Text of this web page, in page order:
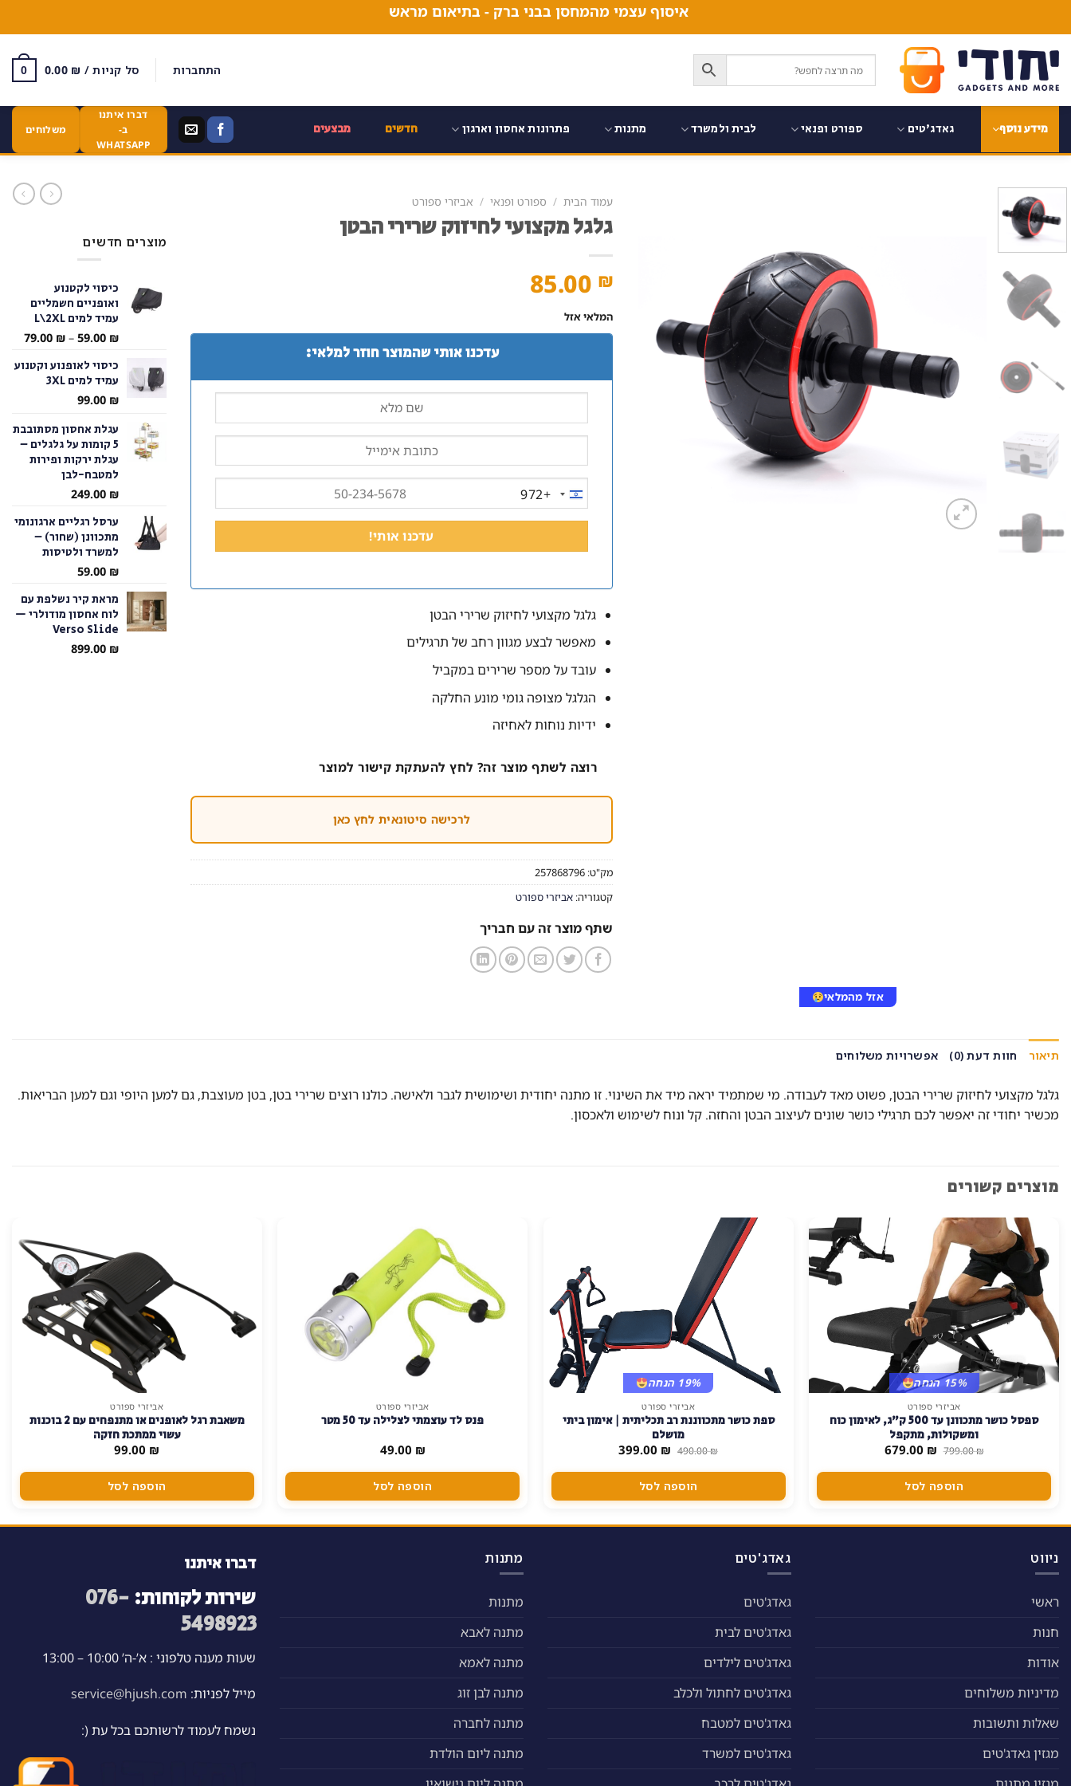
content
איסוף עצמי מהמחסן בבני ברק - בתיאום מראש
התחברות סל קניות / 0.00 ₪
0
מידע נוסף גאדג'טים ספורט ופנאי לבית ולמשרד מתנות פתרונות אחסון וארגון חדשים מבצעים
דברו איתנו
ב-
WHATSAPP
משלוחים
אזל מהמלאי
עמוד הבית / ספורט ופנאי / אביזרי ספורט
גלגל מקצועי לחיזוק שרירי הבטן
85.00 ₪
המלאי אזל
עדכנו אותי שהמוצר חוזר למלאי:
ISRAEL
+972
+972
גלגל מקצועי לחיזוק שרירי הבטן
מאפשר לבצע מגוון רחב של תרגילים
עובד על מספר שרירים במקביל
הגלגל מצופה גומי מונע החלקה
ידיות נוחות לאחיזה
רוצה לשתף מוצר זה? לחץ להעתקת קישור למוצר
לרכישה סיטונאית לחץ כאן
מק"ט: 257868796
קטגוריה: אביזרי ספורט
שתף מוצר זה עם חבריך
מוצרים חדשים
כיסוי לקטנוע
ואופניים חשמליים
עמיד למים L\2XL
59.00 ₪
–
79.00 ₪
טווח
כיסוי לאופנוע וקטנוע
עמיד למים 3XL
99.00 ₪
עגלת אחסון מסתובבת
5 קומות על גלגלים –
עגלת ירקות ופירות
למטבח-לבן
249.00 ₪
ערסל רגליים ארגונומי
מתכוונן (שחור) –
למשרד ולטיסות
59.00 ₪
מראת קיר נשלפת עם
לוח אחסון מודולרי —
Verso Slide
899.00 ₪
תיאור חוות דעת (0) אפשרויות משלוחים
גלגל מקצועי לחיזוק שרירי הבטן, פשוט מאד לעבודה. מי שמתמיד יראה מיד את השינוי. זו מתנה יחודית ושימושית לגבר ולאישה. כולנו רוצים שרירי בטן, בטן מעוצבת, גם למען היופי וגם למען הבריאות.
מכשיר יחודי זה יאפשר לכם תרגילי כושר שונים לעיצוב הבטן והחזה. קל ונוח לשימוש ולאכסון.
מוצרים קשורים
15% הנחה
אביזרי ספורט
ספסל כושר מתכוונן עד 500 ק"ג, לאימון כוח
ומשקולות, מתקפל
799.00₪ המחיר
היה:
799.00 ₪.
679.00 ₪ המחיר
הוא:
הוספה לסל
19% הנחה
אביזרי ספורט
ספת כושר מתכווננת רב תכליתית | אימון ביתי
מושלם
490.00₪ המחיר
היה:
490.00 ₪.
399.00 ₪ המחיר
הוא:
הוספה לסל
אביזרי ספורט
פנס לד עוצמתי לצלילה עד 50 מטר
49.00 ₪
הוספה לסל
אביזרי ספורט
משאבת רגל לאופנים או מתנפחים עם 2 בוכנות
עשוי ממתכת חזקה
99.00 ₪
הוספה לסל
ניווט
ראשי
חנות
אודות
מדיניות משלוחים
שאלות ותשובות
מגזין גאדג'טים
גאדג'טים
גאדג'טים
גאדג'טים לבית
גאדג'טים לילדים
גאדג'טים לחתול ולכלב
גאדג'טים למטבח
גאדג'טים למשרד
מתנות
מתנות
מתנה לאבא
מתנה לאמא
מתנה לבן זוג
מתנה לחברה
מתנה ליום הולדת
דברו איתנו
שירות לקוחות: 076-
5498923
שעות מענה טלפוני : א’-ה’ 10:00 – 13:00
מייל לפניות: service@hjush.com
נשמח לעמוד לרשותכם בכל עת (: